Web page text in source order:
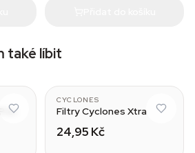
také líbit
CYCLONES
Filtry Cyclones Xtra
24,95 Kč